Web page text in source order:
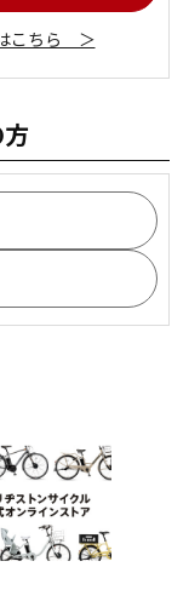
こちら ＞